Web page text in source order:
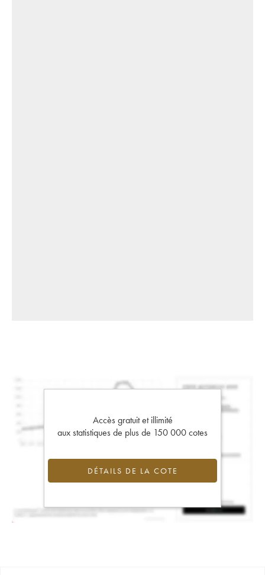
Accès gratuit et illimité
aux statistiques de plus de 150 000 cotes
DÉTAILS DE LA COTE